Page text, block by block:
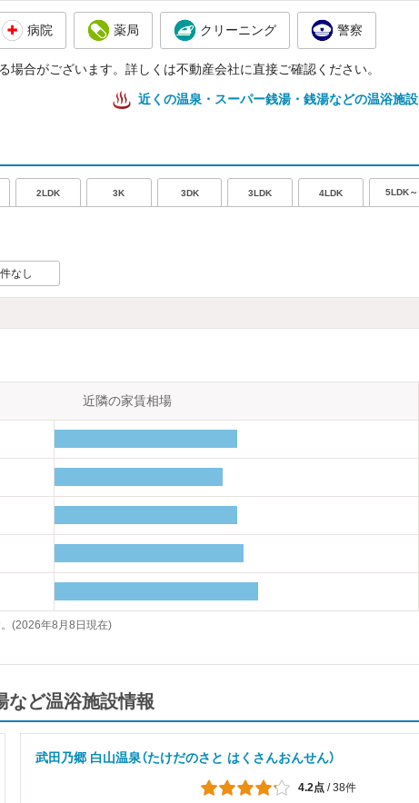
病院 薬局 クリーニング 警察
合がございます。詳しくは不動産会社に直接ご確認ください。
近くの温泉・スーパー銭湯・銭湯などの温浴施設
2LDK 3K 3DK 3LDK 4LDK 5LDK～
なし
近隣の家賃相場
(2026年8月8日現在)
など温浴施設情報
武田乃郷 白山温泉（たけだのさと はくさんおんせん）
4.2点 /38件